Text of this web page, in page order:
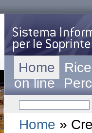
Home
on line
Home »